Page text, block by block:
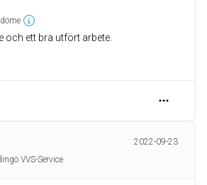
och ett bra utfört arbete.
2022-09-23
VVS-Service